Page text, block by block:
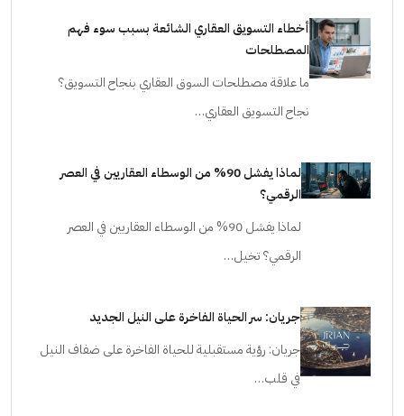
أخطاء التسويق العقاري الشائعة بسبب سوء فهم
المصطلحات
ما علاقة مصطلحات السوق العقاري بنجاح التسويق؟
الرقمي؟
جريان: سر الحياة الفاخرة على النيل الجديد
جريان: رؤية مستقبلية للحياة الفاخرة على ضفاف النيل